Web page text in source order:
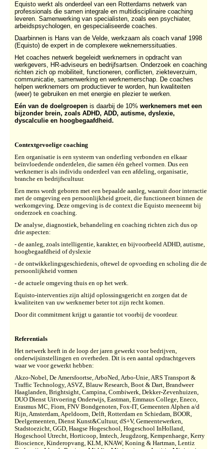
Equisto werkt als onderdeel van een Rotterdams netwerk van
professionals die samen integrale en multidisciplinaire coaching
leveren. Samenwerking van specialisten, zoals een psychiater,
arbeidspsychologen, en gespecialiseerde coaches.
Daarbinnen is Hans van de Velde, werkzaam als coach vanaf 1998
(Equisto) de expert in de complexere weknemerssituaties.
Het coaches netwerk begeleidt werknemers in opdracht van
werkgevers, HR-adviseurs en bedrijfsartsen. Onderzoek en coaching
richten zich op mobiliteit, functioneren, conflicten, ziekteverzuim,
communicatie, samenwerking en werknemerschap. De coaches
helpen werknemers om productiever te worden, hun kwaliteiten
(weer) te gebruiken en met energie en plezier te werken.
Eén van de doelgroepen is daarbij de 10% werknemers met een
bijzonder brein, zoals ADHD, ADD, autisme, dyslexie,
dyscalculie en hoogbegaafdheid.
Contextgevoelige coaching
Een organisatie is een systeem van onderling verbonden en elkaar
beïnvloedende onderdelen, die samen één geheel vormen. Dus een
werknemer is als individu onderdeel van een afdeling, organisatie,
branche en bedrijfscultuur.
Een mens wordt geboren met een bepaalde aanleg, waaruit door interactie
met de omgeving een persoonlijkheid groeit, die functioneert binnen de
werkomgeving. Deze omgeving is de context die Equisto meeneemt bij
onderzoek en coaching.
De analyse, diagnostiek, behandeling en coaching richten zich dus op
drie aspecten:
- de aanleg, zoals intelligentie, karakter, en bijvoorbeeld ADHD, autisme,
hoogbegaafdheid of dyslexie
- de ontwikkelingsgeschiedenis, oftewel de opvoeding en scholing die de
persoonlijkheid vormen
- de actuele omgeving thuis en op het werk.
Equisto-interventies zijn altijd oplossingsgericht en zorgen dat de
kwaliteiten van uw werknemer beter tot zijn recht komen.
Door dit commitment krijgt u garantie tot voorbij de voordeur.
Referentials
Het netwerk heeft in de loop der jaren gewerkt voor bedrijven,
onderwijsinstellingen en overheden. Dit is een aantal opdrachtgevers
waar we voor gewerkt hebben:
Akzo-Nobel, De Amersfoortse, ArboNed, Arbo-Unie, ARS Transport &
Traffic Technology, ASVZ, Blauw Research, Boot & Dart, Brandweer
Haaglanden, Brightsight, Campina, Combiwerk, Dekker-Zevenhuizen,
DUO Dienst Uitvoering Onderwijs, Eastman, Emmaus College, Eneco,
Erasmus MC, Fiom, FNV Bondgenoten, Fox-IT, Gemeenten Alphen a/d
Rijn, Amsterdam, Apeldoorn, Delft, Rotterdam en Schiedam, BOOR,
Deelgemeenten, Dienst Kunst&Cultuur, dS+V, Gemeentewerken,
Stadstoezicht, GGD, Haagse Hogeschool, Hogeschool InHolland,
Hogeschool Utrecht, Horticoop, Imtech, Jeugdzorg, Kempenhaege, Kerry
Bioscience, Kinderopvang, KLM, KNAW, Koning & Hartman, Lentiz